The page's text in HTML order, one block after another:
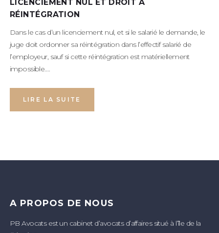
LICENCIEMENT NUL ET DROIT À
RÉINTÉGRATION
Dans le cas d’un licenciement nul, et si le salarié le demande, le
juge doit ordonner sa réintégration dans l’effectif salarié de
l’employeur, sauf si cette réintégration est matériellement
impossible.…
LIRE LA SUITE
A PROPOS DE NOUS
PB Avocats est un cabinet d’avocats d’affaires situé à l’île de la